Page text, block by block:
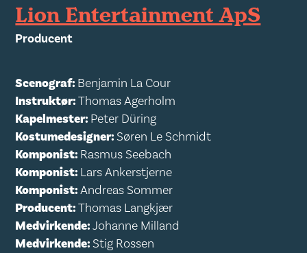
Lion Entertainment ApS
Producent
Scenograf: Benjamin La Cour
Instruktør:Thomas Agerholm
Kapelmester: Peter Düring
Kostumedesigner:Søren Le Schmidt
Komponist: Rasmus Seebach
Komponist: Lars Ankerstjerne
Komponist:Andreas Sommer
Producent:Thomas Langkjær
Medvirkende:Johanne Milland
Medvirkende:Stig Rossen